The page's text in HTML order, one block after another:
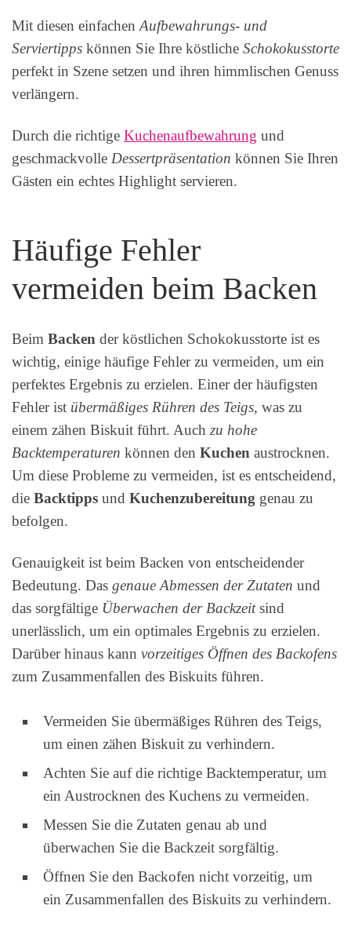
Mit diesen einfachenAufbewahrungs- und
Serviertipps können Sie Ihre köstliche Schokokusstorte
perfekt in Szene setzen und ihren himmlischen Genuss
verlängern.
Durch die richtige Kuchenaufbewahrung und
geschmackvolle Dessertpräsentation können Sie Ihren
Gästen ein echtes Highlight servieren.
Häufige Fehler
vermeiden beim Backen
Beim Backen der köstlichen Schokokusstorte ist es
wichtig, einige häufige Fehler zu vermeiden, um ein
perfektes Ergebnis zu erzielen. Einer der häufigsten
Fehler ist übermäßiges Rühren des Teigs, was zu
einem zähen Biskuit führt. Auch zu hohe
Backtemperaturen können den Kuchen austrocknen.
Um diese Probleme zu vermeiden, ist es entscheidend,
die Backtipps und Kuchenzubereitung genau zu
befolgen.
Genauigkeit ist beim Backen von entscheidender
Bedeutung. Das genaue Abmessen der Zutaten und
das sorgfältige Überwachen der Backzeitsind
unerlässlich, um ein optimales Ergebnis zu erzielen.
Darüber hinaus kann vorzeitiges Öffnen des Backofens
zum Zusammenfallen des Biskuits führen.
Vermeiden Sie übermäßiges Rühren des Teigs,
um einen zähen Biskuit zu verhindern.
Achten Sie auf die richtige Backtemperatur, um
ein Austrocknen des Kuchens zu vermeiden.
Messen Sie die Zutaten genau ab und
überwachen Sie die Backzeit sorgfältig.
Öffnen Sie den Backofen nicht vorzeitig, um
ein Zusammenfallen des Biskuits zu verhindern.